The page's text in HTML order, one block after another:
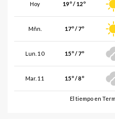
Hoy 19º / 12º
Mñn. 17º / 7º
Lun. 10 15º / 7º
Mar. 11 15º / 8º
El tiempo en